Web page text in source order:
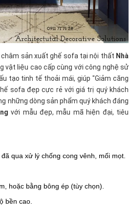
sản xuất ghế sofa tại nội thất Nhà
vật liệu cao cấp cùng với công nghệ sử
tạo tinh tế thoải mái, giúp "Giảm căng
sofa đẹp cực rẻ với giá trị quý khách
những dòng sản phẩm quý khách đáng
với mẫu đẹp, mẫu mã hiện đại, tiêu
qua xử lý chống cong vênh, mối mọt.
hoặc bằng bông ép (tùy chọn).
bền cao.